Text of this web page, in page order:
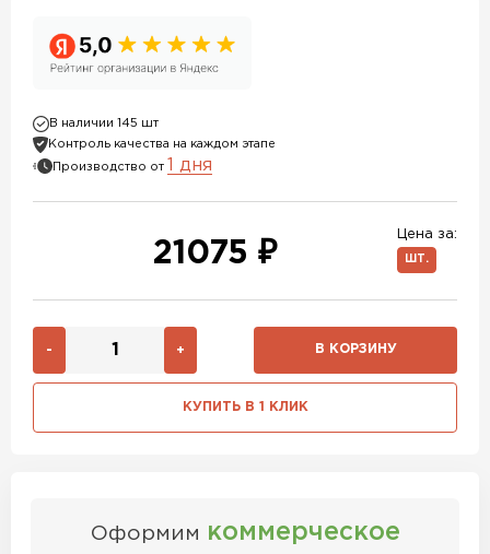
В наличии 145 шт
Контроль качества на каждом этапе
Производство от 1 дня
Цена за:
ШТ.
21075 ₽
- + В КОРЗИНУ
КУПИТЬ В 1 КЛИК
Оформим коммерческое